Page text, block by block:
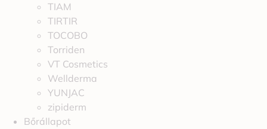
TIAM
TIRTIR
TOCOBO
Torriden
VT Cosmetics
Wellderma
YUNJAC
zipiderm
Bőrállapot